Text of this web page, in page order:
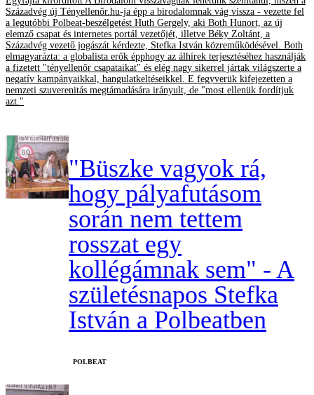
Századvég új Tényellenőr.hu-ja épp a birodalomnak vág vissza - vezette fel
a legutóbbi Polbeat-beszélgetést Huth Gergely, aki Both Hunort, az új
elemző csapat és internetes portál vezetőjét, illetve Béky Zoltánt, a
Századvég vezető jogászát kérdezte, Stefka István közreműködésével. Both
elmagyarázta: a globalista erők épphogy az álhírek terjesztéséhez használják
a fizetett "tényellenőr csapataikat" és elég nagy sikerrel jártak világszerte a
negatív kampányaikkal, hangulatkeltéseikkel. E fegyverük kifejezetten a
nemzeti szuverenitás megtámadására irányult, de "most ellenük fordítjuk
azt."
"Büszke vagyok rá,
hogy pályafutásom
során nem tettem
rosszat egy
kollégámnak sem" - A
születésnapos Stefka
István a Polbeatben
‎POLBEAT